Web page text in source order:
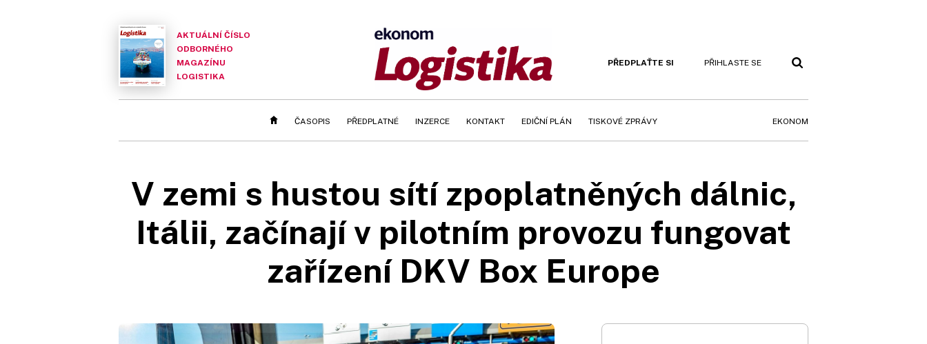
AKTUÁLNÍ ČÍSLO
ODBORNÉHO
MAGAZÍNU
LOGISTIKA
PŘEDPLAŤTE SI PŘIHLASTE SE
ČASOPIS PŘEDPLATNÉ INZERCE KONTAKT EDIČNÍ PLÁN TISKOVÉ ZPRÁVY EKONOM
V zemi s hustou sítí zpoplatněných dálnic,
Itálii, začínají v pilotním provozu fungovat
zařízení DKV Box Europe